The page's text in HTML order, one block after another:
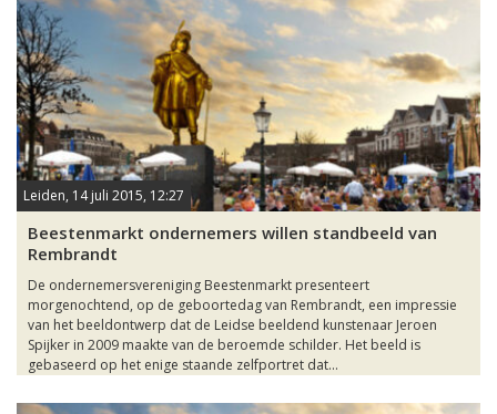
Leiden, 14 juli 2015, 12:27
Beestenmarkt ondernemers willen standbeeld van
Rembrandt
De ondernemersvereniging Beestenmarkt presenteert
morgenochtend, op de geboortedag van Rembrandt, een impressie
van het beeldontwerp dat de Leidse beeldend kunstenaar Jeroen
Spijker in 2009 maakte van de beroemde schilder. Het beeld is
gebaseerd op het enige staande zelfportret dat...